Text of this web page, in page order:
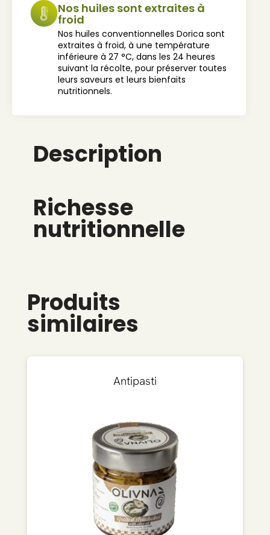
Nos huiles sont extraites à
froid
Nos huiles conventionnelles Dorica sont
extraites à froid, à une température
inférieure à 27 °C, dans les 24 heures
suivant la récolte, pour préserver toutes
leurs saveurs et leurs bienfaits
nutritionnels.
Description
Richesse
nutritionnelle
Produits
similaires
Antipasti